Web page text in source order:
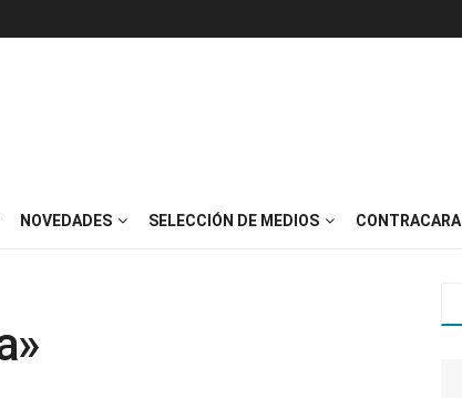
NOVEDADES SELECCIÓN DE MEDIOS CONTRACARA